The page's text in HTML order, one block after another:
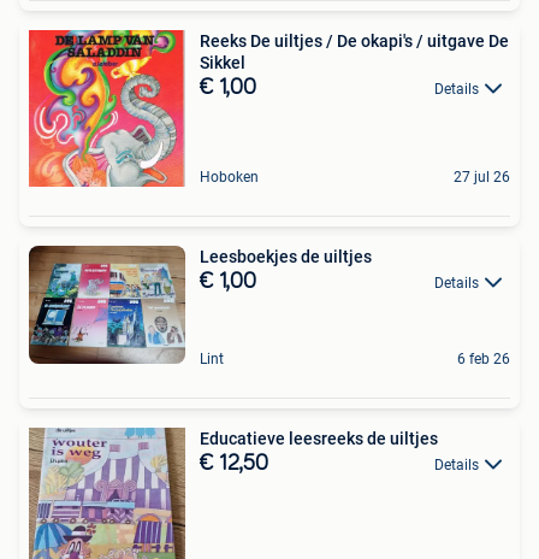
Reeks De uiltjes / De okapi's / uitgave De
Sikkel
€ 1,00 Details
Hoboken 27 jul 26
Leesboekjes de uiltjes
€ 1,00 Details
Lint 6 feb 26
Educatieve leesreeks de uiltjes
€ 12,50 Details